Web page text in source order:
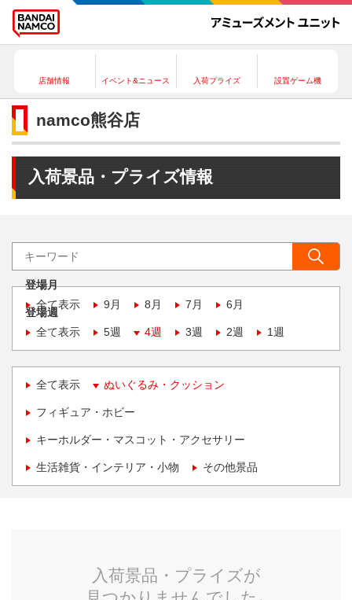
店舗情報 イベント&ニュース 入荷プライズ 設置ゲーム機
namco熊谷店
入荷景品・プライズ情報
登場月
全て表示
9月 8月 7月 6月
登場週
全て表示
5週 4週 3週 2週 1週
全て表示 ぬいぐるみ・クッション
フィギュア・ホビー
キーホルダー・マスコット・アクセサリー
生活雑貨・インテリア・小物 その他景品